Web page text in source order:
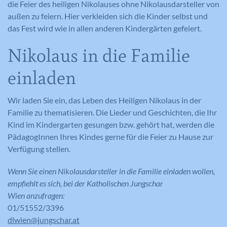
die Feier des heiligen Nikolauses ohne Nikolausdarsteller von
außen zu feiern. Hier verkleiden sich die Kinder selbst und
das Fest wird wie in allen anderen Kinder­gärten gefeiert.
Nikolaus in die Familie
einladen
Wir laden Sie ein, das Leben des Heiligen Nikolaus in der
Familie zu thematisieren. Die Lieder und Geschichten, die Ihr
Kind im Kindergarten gesungen bzw. gehört hat, werden die
PädagogInnen Ihres Kindes gerne für die Feier zu Hause zur
Verfügung stellen.
Wenn Sie einen Nikolausdarsteller in die Familie einladen wollen,
empfiehlt es sich, bei der Katholischen Jungschar
Wien anzufragen:
01/51552/3396
dlwien@jungschar.at
Anbieter Meine Familie
Eindeutige ID, die die Sitzung des
Name cookie_optin
Anbieter Meine Familie
Zweck
Dieses Cookie wird verwendet, um Ihre
Laufzeit 1 Minute
Zweck
Wird von Google Analytics verwendet,
um die Anforderungsrate
Name _gat
Anbieter Google Analytics
Zweck
Wird von Google Analytics verwendet,
um die Anforderungsrate
Diese Cookies werden dazu verwendet, die
Besucher all unserer Websites nachzuverfolgen.
Sie können dazu verwendet werden, ein Profil des
Such- und/oder Navigationsverlaufs jedes
Besuchers zu erstellen. Es können identifizierbare
oder eindeutige Daten gesammelt werden.
Anonymisierte Daten werden evtl. mit Dritten
Name NID
Anbieter Google Maps
Laufzeit
Zweck
Wird zum Entsperren von Google Maps
Cookie-Informationen anzeigen